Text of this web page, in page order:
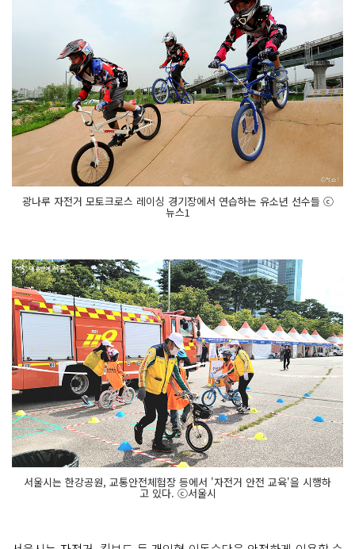
광나루 자전거 모토크로스 레이싱 경기장에서 연습하는 유소년 선수들 ⓒ
뉴스1
서울시는 한강공원, 교통안전체험장 등에서 '자전거 안전 교육'을 시행하
고 있다. ⓒ서울시